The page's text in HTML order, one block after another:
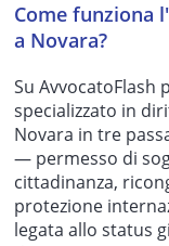
Come funziona
a Novara?
Su AvvocatoFlash
specializzato in
Novara in tre
— permesso di
cittadinanza,
protezione
legata allo status